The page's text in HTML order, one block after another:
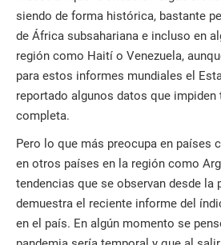
siendo de forma histórica, bastante
de África subsahariana e incluso en
región como Haití o Venezuela,
para estos informes mundiales el
reportado algunos datos que
completa.
Pero lo que más preocupa en países
en otros países en la región como
tendencias que se observan desde la
demuestra el reciente informe del
en el país. En algún momento se